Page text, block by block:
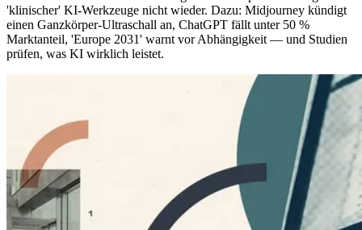
'klinischer' KI-Werkzeuge nicht wieder. Dazu: Midjourney kündigt
einen Ganzkörper-Ultraschall an, ChatGPT fällt unter 50 %
Marktanteil, 'Europe 2031' warnt vor Abhängigkeit — und Studien
prüfen, was KI wirklich leistet.